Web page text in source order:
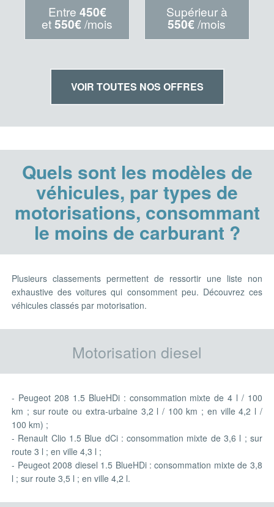
Entre 450€
et550€/mois
Supérieur à
550€/mois
VOIR TOUTES NOS OFFRES
Quels sont les modèles de
véhicules, par types de
motorisations, consommant
le moins de carburant ?
Plusieurs classements permettent de ressortir une liste non
exhaustive des voitures qui consomment peu. Découvrez ces
véhicules classés par motorisation.
Motorisation diesel
- Peugeot 208 1.5 BlueHDi : consommation mixte de 4 l / 100
km ; sur route ou extra-urbaine 3,2 l / 100 km ; en ville 4,2 l /
100 km) ;
- Renault Clio 1.5 Blue dCi : consommation mixte de 3,6 l ; sur
route 3 l ; en ville 4,3 l ;
- Peugeot 2008 diesel 1.5 BlueHDi : consommation mixte de 3,8
l ; sur route 3,5 l ; en ville 4,2 l.